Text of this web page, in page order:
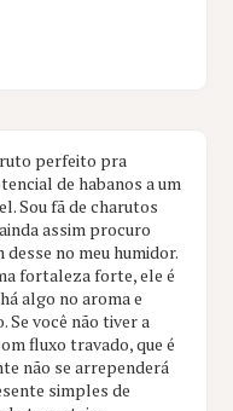
perfeito pra
de habanos a um
Sou fã de charutos
assim procuro
no meu humidor.
fortaleza forte, ele é
algo no aroma e
Se você não tiver a
fluxo travado, que é
não se arrependerá
simples de